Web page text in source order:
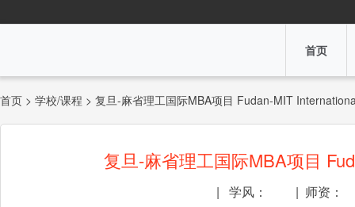
首页
首页 > 学校/课程 > 复旦-麻省理工国际MBA项目 Fudan-MIT
复旦-麻省理工国际MBA项目
| 学风： | 师资：